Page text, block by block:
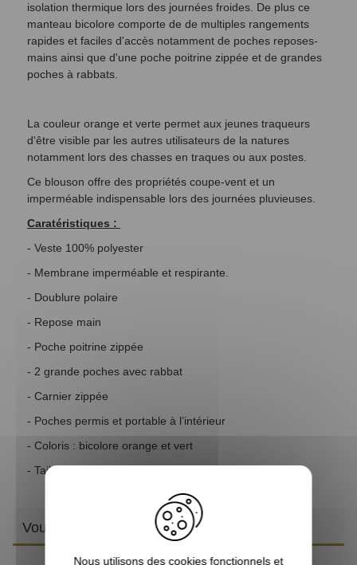
isolation thermique lors des journées froides. De plus ce
manteau bicolore comporte de de multiples rangements
rapides et faciles d'accès notamment de poches reposes-
mains ainsi que d'une poche poitrine zippée et de grandes
poches à rabbats.
La couleur orange et verte permet aux jeunes traqueurs
d'être visible par les autres utilisateurs de la natures
notamment lors des chasses en traques ou aux postes.
Ce blouson offre des propriétés coupe-vent et un
imperméable indispensable lors des journées pluvieuses.
Caratéristiques :
- Veste 100% polyester
- Membrane imperméable et respirante.
- Doublure polaire
- Repose main
- Poche poitrine zippée
- 2 grande poches avec rabbat
- Carnier zippée
- Poches permis et portable à l’intérieur
- Coloris : bicolore orange et vert
- Taille du 8 au 16 ans
Vous aimerez aussi
Nous utilisons des cookies fonctionnels et